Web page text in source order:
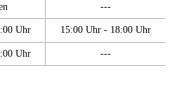
---
Uhr 15:00 Uhr - 18:00 Uhr
Uhr ---